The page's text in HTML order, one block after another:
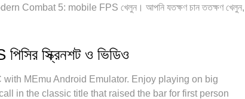
Combat 5: mobile FPS খেলুন। আপনি যতক্ষণ চান ততক্ষণ খেলুন,
নেই। একদম নতুন MEmu 9 হল পিসিতে Modern Combat 5: mobile
2 বা তার বেশি অ্যাকাউন্ট চালানো সম্ভব করে তোলে। এবং সবচেয়ে গুরুত্বপূর্ণ,
করতে পারে, সবকিছুকে মসৃণ করে তুলতে পারে।
স্ক্রিনশট ও ভিডিও
MEmu Android Emulator. Enjoy playing on big
in the classic title that raised the bar for first person